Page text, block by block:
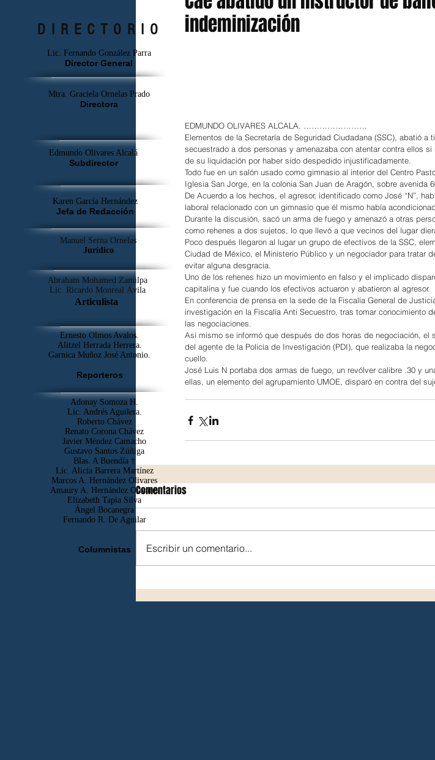
indeminización
EDMUNDO OLIVARES ALCALA. ……………………
Elementos de la Secretaría de Seguridad Ciudadana (SSC), abatió a
secuestrado a dos personas y amenazaba con atentar contra ellos
de su liquidación por haber sido despedido injustificadamente.
Todo fue en un salón usado como gimnasio al interior del Centro
Iglesia San Jorge, en la colonia San Juan de Aragón, sobre avenida
De Acuerdo a los hechos, el agresor, identificado como José “N”,
laboral relacionado con un gimnasio que él mismo había
Durante la discusión, sacó un arma de fuego y amenazó a otras
como rehenes a dos sujetos, lo que llevó a que vecinos del lugar
Poco después llegaron al lugar un grupo de efectivos de la SSC,
Ciudad de México, el Ministerio Público y un negociador para tratar
evitar alguna desgracia.
Uno de los rehenes hizo un movimiento en falso y el implicado
capitalina y fue cuando los efectivos actuaron y abatieron al agresor.
En conferencia de prensa en la sede de la Fiscalía General de
investigación en la Fiscalía Anti Secuestro, tras tomar conocimiento
las negociaciones.
Así mismo se informó que después de dos horas de negociación, el
del agente de la Policía de Investigación (PDI), que realizaba la
cuello.
José Luis N portaba dos armas de fuego, un revólver calibre .30 y
ellas, un elemento del agrupamiento UMOE, disparó en contra del
Comentarios
Escribir un comentario...
DIRECTORIO
Lic. Fernando González Parra
Director General
Mtra. Graciela Ornelas Prado
Directora
Edmundo Olivares Alcalá
Subdirector
Karen García Hernández
Jefa de Redacción
Manuel Serna Ornelas
Jurídico
Abraham Mohamed Zamilpa
Lic. Ricardo Monreal Ávila
Articulista
Ernesto Olmos Avalos.
Alitzel Herrada Herrera.
Garnica Muñoz José Antonio.
Reporteros
Adonay Somoza H.
Lic. Andrés Aguilera.
Roberto Chávez
Renato Corona Chávez
Javier Méndez Camacho
Gustavo Santos Zúñiga
Blas. A Buendía †
​Lic. Alicia Barrera Martínez
Marcos A. Hernández Olivares
Amaury A. Hernández Olivares
Elizabeth Tapia Silva
Ángel Bocanegra
Fernando R. De Aguilar
Columnistas